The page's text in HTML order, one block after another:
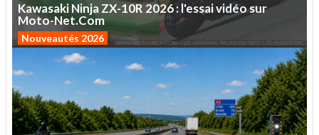
KawasakiNinjaZX-10R2026:l'essaividéosur
Moto-Net.Com
Nouveautés 2026